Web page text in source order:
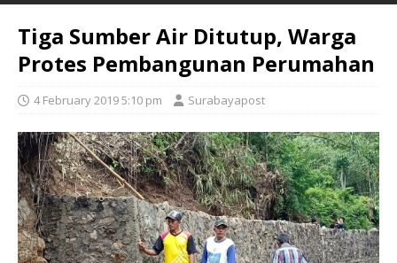
Tiga Sumber Air Ditutup, Warga
Protes Pembangunan Perumahan
4 February 2019 5:10 pm Surabayapost